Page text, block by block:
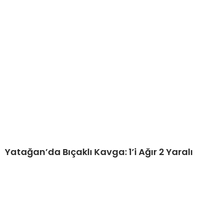
Yatağan’da Bıçaklı Kavga: 1’i Ağır 2 Yaralı